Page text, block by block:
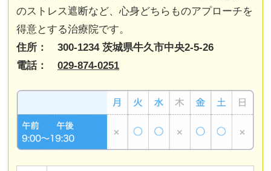
のストレス遮断など、心身どちらものアプローチを
得意とする治療院です。
住所： 300-1234 茨城県牛久市中央2-5-26
電話：029-874-0251